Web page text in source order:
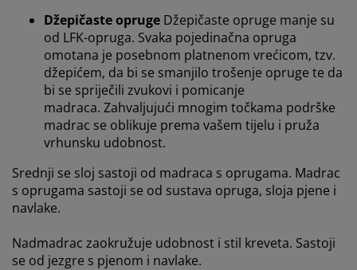
Džepičaste opruge Džepičaste opruge manje su
od LFK-opruga. Svaka pojedinačna opruga
omotana je posebnom platnenom vrećicom, tzv.
džepićem, da bi se smanjilo trošenje opruge te da
bi se spriječili zvukovi i pomicanje
madraca. Zahvaljujući mnogim točkama podrške
madrac se oblikuje prema vašem tijelu i pruža
vrhunsku udobnost.
Srednji se sloj sastoji od madraca s oprugama. Madrac
s oprugama sastoji se od sustava opruga, sloja pjene i
navlake.
Nadmadrac zaokružuje udobnost i stil kreveta. Sastoji
se od jezgre s pjenom i navlake.